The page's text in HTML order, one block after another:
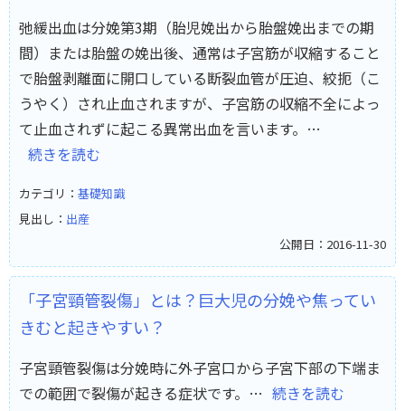
弛緩出血は分娩第3期（胎児娩出から胎盤娩出までの期
間）または胎盤の娩出後、通常は子宮筋が収縮すること
で胎盤剥離面に開口している断裂血管が圧迫、絞扼（こ
うやく）され止血されますが、子宮筋の収縮不全によっ
て止血されずに起こる異常出血を言います。…
続きを読む
カテゴリ： 基礎知識
見出し： 出産
公開日：2016-11-30
「子宮頸管裂傷」とは？巨大児の分娩や焦ってい
きむと起きやすい？
子宮頸管裂傷は分娩時に外子宮口から子宮下部の下端ま
での範囲で裂傷が起きる症状です。… 続きを読む